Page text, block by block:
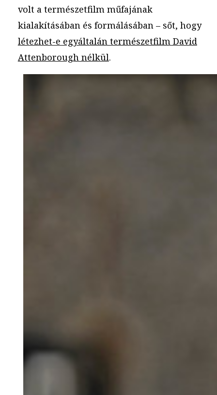
volt a természetfilm műfajának
kialakításában és formálásában – sőt, hogy
létezhet-e egyáltalán természetfilm David
Attenborough nélkül.